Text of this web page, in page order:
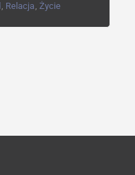
, Relacja,Życie